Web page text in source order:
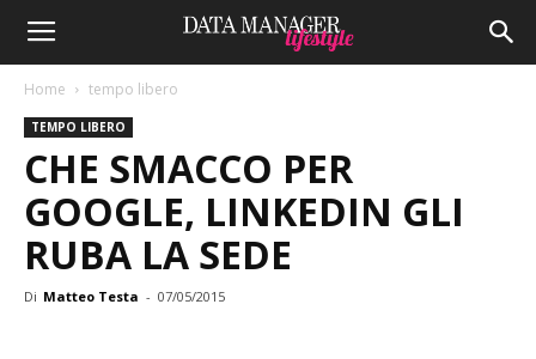
Home tempo libero
TEMPO LIBERO
CHE SMACCO PER
GOOGLE, LINKEDIN GLI
RUBA LA SEDE
Di Matteo Testa - 07/05/2015